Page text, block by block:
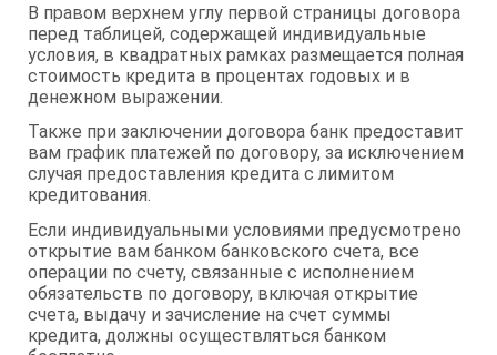
В правом верхнем углу первой страницы договора
перед таблицей, содержащей индивидуальные
условия, в квадратных рамках размещается полная
стоимость кредита в процентах годовых и в
денежном выражении.
Также при заключении договора банк предоставит
вам график платежей по договору, за исключением
случая предоставления кредита с лимитом
кредитования.
Если индивидуальными условиями предусмотрено
открытие вам банком банковского счета, все
операции по счету, связанные с исполнением
обязательств по договору, включая открытие
счета, выдачу и зачисление на счет суммы
кредита, должны осуществляться банком